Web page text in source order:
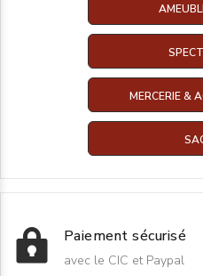
MERCERIE &
Paiement sécurisé
avec le CIC et Paypal